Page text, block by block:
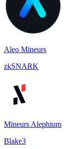
Aleo Mineurs
zkSNARK
Mineurs Alephium
Blake3